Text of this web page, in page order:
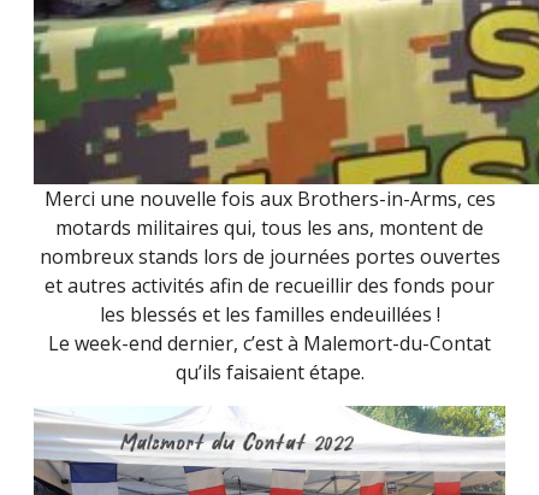
Merci une nouvelle fois aux Brothers-in-Arms, ces
motards militaires qui, tous les ans, montent de
nombreux stands lors de journées portes ouvertes
et autres activités afin de recueillir des fonds pour
les blessés et les familles endeuillées !
Le week-end dernier, c’est à Malemort-du-Contat
qu’ils faisaient étape.